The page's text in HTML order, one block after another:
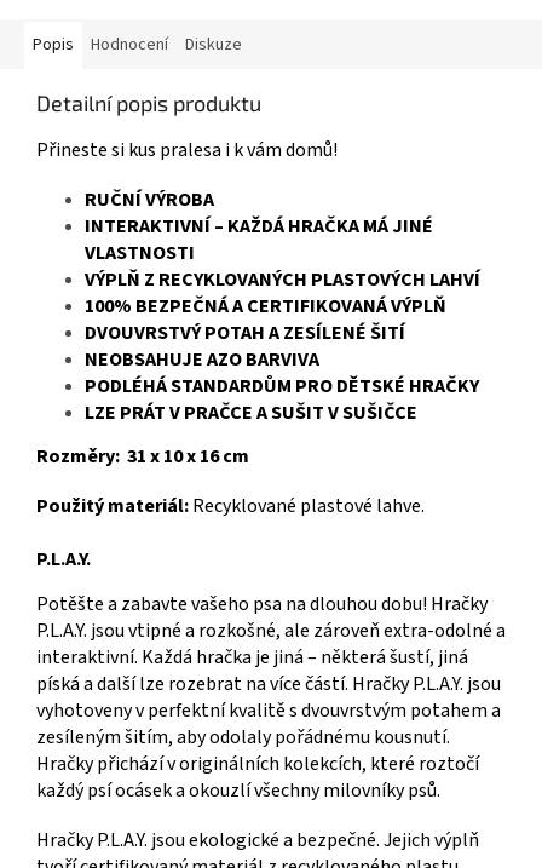
Popis Hodnocení Diskuze
Detailní popis produktu
Přineste si kus pralesa i k vám domů!
RUČNÍ VÝROBA
INTERAKTIVNÍ – KAŽDÁ HRAČKA MÁ JINÉ
VLASTNOSTI
VÝPLŇ Z RECYKLOVANÝCH PLASTOVÝCH LAHVÍ
100% BEZPEČNÁ A CERTIFIKOVANÁ VÝPLŇ
DVOUVRSTVÝ POTAH A ZESÍLENÉ ŠITÍ
NEOBSAHUJE AZO BARVIVA
PODLÉHÁ STANDARDŮM PRO DĚTSKÉ HRAČKY
LZE PRÁT V PRAČCE A SUŠIT V SUŠIČCE
Rozměry: 31 x 10 x 16 cm
Použitý materiál:Recyklované plastové lahve.
P.L.A.Y.
Potěšte a zabavte vašeho psa na dlouhou dobu! Hračky
P.L.A.Y. jsou vtipné a rozkošné, ale zároveň extra-odolné a
interaktivní. Každá hračka je jiná – některá šustí, jiná
píská a další lze rozebrat na více částí. Hračky P.L.A.Y. jsou
vyhotoveny v perfektní kvalitě s dvouvrstvým potahem a
zesíleným šitím, aby odolaly pořádnému kousnutí.
Hračky přichází v originálních kolekcích, které roztočí
každý psí ocásek a okouzlí všechny milovníky psů.
Hračky P.L.A.Y. jsou ekologické a bezpečné. Jejich výplň